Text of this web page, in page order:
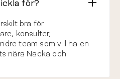
Det är lätt att trivas här
men Places sticker ut
och väldigt proffsigt.
för?
bra för
konsulter,
team som vill ha en
nära Nacka och